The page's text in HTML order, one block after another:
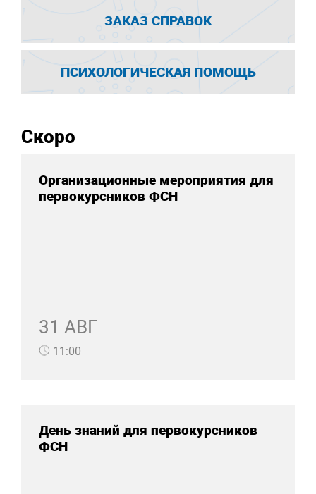
ЗАКАЗ СПРАВОК
ПСИХОЛОГИЧЕСКАЯ ПОМОЩЬ
Скоро
Организационные мероприятия для
первокурсников ФСН
31 АВГ
11:00
День знаний для первокурсников
ФСН